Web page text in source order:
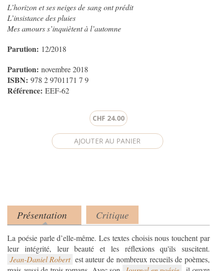
L’horizon et ses neiges de sang ont prédit
L’insistance des pluies
Mes amours s’inquiètent à l’automne
Parution: 12/2018
Parution: novembre 2018
ISBN: 978 2 9701171 7 9
Référence: EEF-62
CHF 24.00
Product tabs
Présentation
(onglet actif)
Critique
La poésie parle d’elle-même. Les textes choisis nous touchent par
Jean-Daniel Robert est auteur de nombreux recueils de poèmes,